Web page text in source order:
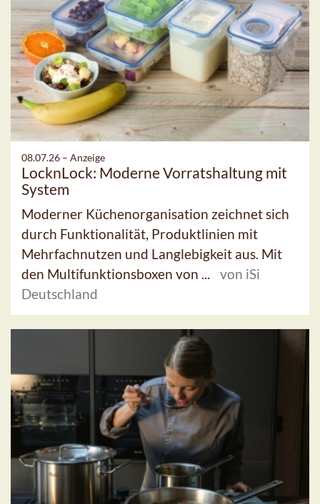
08.07.26 – Anzeige
LocknLock: Moderne Vorratshaltung mit
System
Moderner Küchenorganisation zeichnet sich
durch Funktionalität, Produktlinien mit
Mehrfachnutzen und Langlebigkeit aus. Mit
den Multifunktionsboxen von ...
von iSi
Deutschland